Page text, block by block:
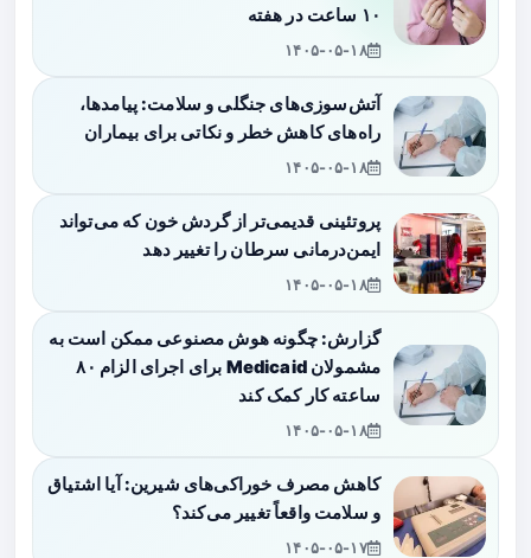
۱۰ ساعت در هفته
۱۴۰۵-۰۵-۱۸
آتش‌سوزی‌های جنگلی و سلامت: پیامدها،
راه‌های کاهش خطر و نکاتی برای بیماران
۱۴۰۵-۰۵-۱۸
پروتئینی قدیمی‌تر از گردش خون که می‌تواند
ایمن‌درمانی سرطان را تغییر دهد
۱۴۰۵-۰۵-۱۸
گزارش: چگونه هوش مصنوعی ممکن است به
مشمولان Medicaid برای اجرای الزام ۸۰
ساعته کار کمک کند
۱۴۰۵-۰۵-۱۸
کاهش مصرف خوراکی‌های شیرین: آیا اشتیاق
و سلامت واقعاً تغییر می‌کند؟
۱۴۰۵-۰۵-۱۷